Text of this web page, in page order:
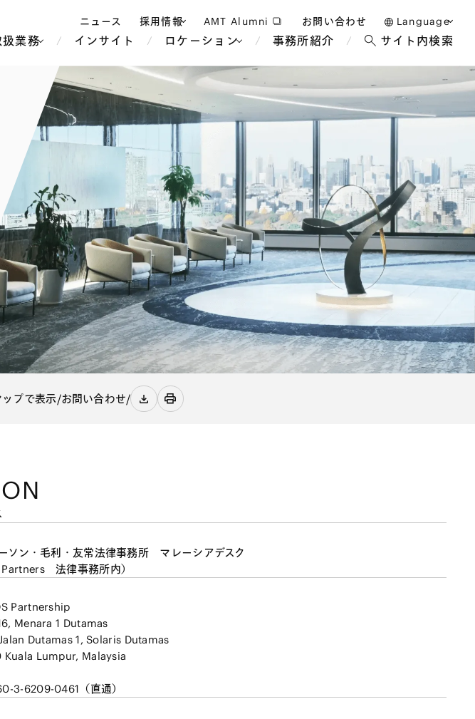
ニュース 採用情報 AMT Alumni お問い合わせ Language
日本語
English
中文(簡体)
扱業務
IT・通信等
メディア・エンターテイン
メント
独禁法・競争法
税務
ウェルス・マネジメント
資源・エネルギー
紛争解決
事業再生・倒産
国際通商および経済安全保
障
海外法務
サステナビリティ法務
エンター
ーネッ
スケア・
製紙
食品・飲料
ブランド・アパレル
鉄鋼・金属
電子部品・電子機器
消費財・小売
商社
建設・土木・インフラ
ホテル・レジャー・カジノ
教育・人材
政府・地方公共団体・公的
機関
デジタル
航空・宇宙
中南米
中東アジア
ロシア・CIS
アフリカ
インサイト ロケーション
シンガポール
ホーチミン
バンコク
ジャカルタ
マレーシア
ブリュッセル
パリ
事務所紹介 サイト内検索
プで表示/お問い合わせ/
ソン・毛利・友常法律事務所 マレーシアデスク
Partners 法律事務所内）
Partnership
Menara 1 Dutamas
Dutamas 1, Solaris Dutamas
Lumpur, Malaysia
3-6209-0461（直通）